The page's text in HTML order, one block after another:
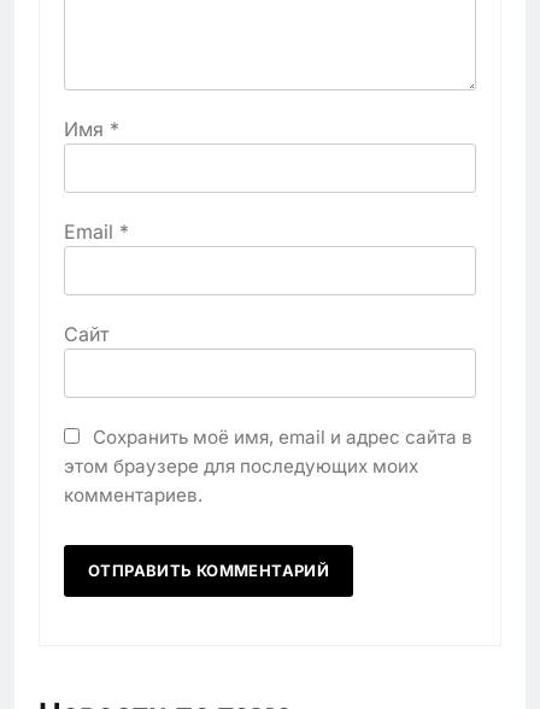
Имя *
Email *
Сайт
Сохранить моё имя, email и адрес сайта в
этом браузере для последующих моих
комментариев.